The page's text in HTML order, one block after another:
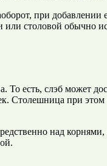
при добавлении
столовой обычно
есть, слэб может
при этом
над